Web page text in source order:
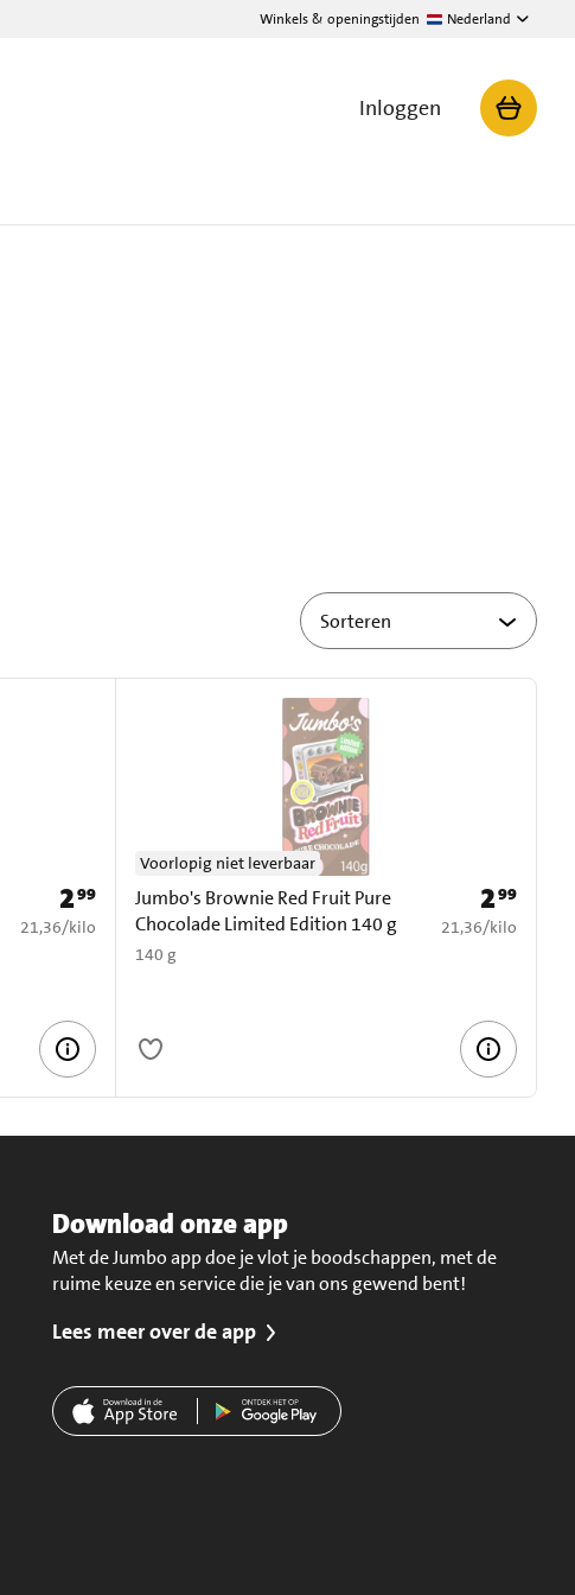
Winkels & openingstijden Nederland
Inloggen
Prijs: € 2,99
299
€ 21,36 per kilo
21,36/kilo
Jumbo's Brownie Red Fruit Pure
Chocolade Limited Edition 140 g
140 g
Voorlopig niet leverbaar
Prijs: € 2,99
299
€ 21,36 per kilo
21,36/kilo
Download onze app
Met de Jumbo app doe je vlot je boodschappen, met de
ruime keuze en service die je van ons gewend bent!
Lees meer over de app